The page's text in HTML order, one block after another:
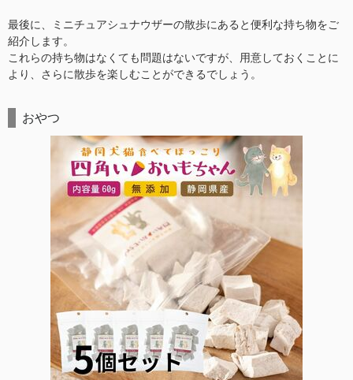
最後に、ミニチュアシュナウザーの散歩にあると便利な持ち物をご
紹介します。
これらの持ち物はなくても問題はないですが、用意しておくことに
より、さらに散歩を楽しむことができるでしょう。
おやつ